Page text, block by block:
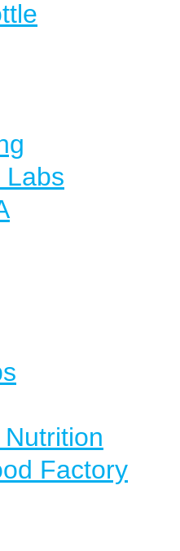
Labs
Factory